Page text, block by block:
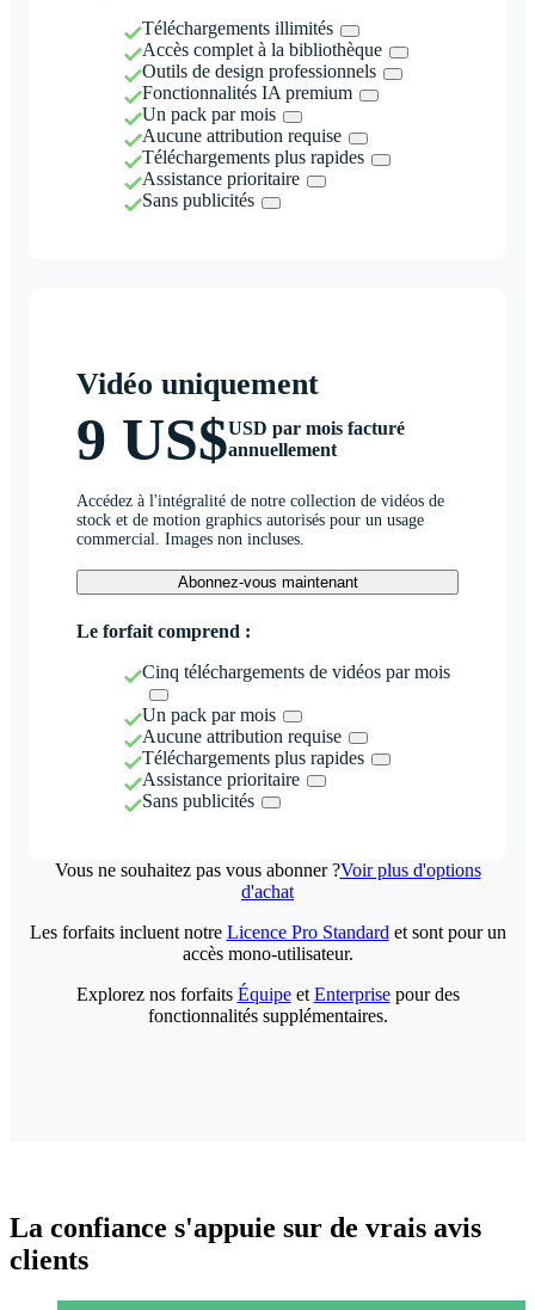
Téléchargements illimités
Accès complet à la bibliothèque
Outils de design professionnels
Fonctionnalités IA premium
Un pack par mois
Aucune attribution requise
Téléchargements plus rapides
Assistance prioritaire
Sans publicités
Vidéo uniquement
9 US$USD par mois facturé
annuellement
Accédez à l'intégralité de notre collection de vidéos de
stock et de motion graphics autorisés pour un usage
commercial. Images non incluses.
Abonnez-vous maintenant
Le forfait comprend :
Cinq téléchargements de vidéos par mois
Un pack par mois
Aucune attribution requise
Téléchargements plus rapides
Assistance prioritaire
Sans publicités
Vous ne souhaitez pas vous abonner ?Voir plus d'options
d'achat
Les forfaits incluent notre Licence Pro Standard et sont pour un
accès mono-utilisateur.
Explorez nos forfaits Équipeet Enterprisepour des
fonctionnalités supplémentaires.
La confiance s'appuie sur de vrais avis
clients